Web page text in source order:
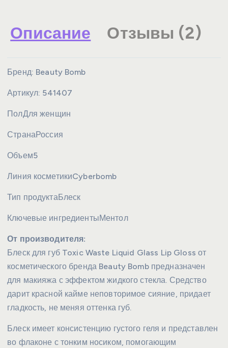
Описание Отзывы (2)
Бренд: Beauty Bomb
Артикул: 541407
ПолДля женщин
СтранаРоссия
Объем5
Линия косметикиCyberbomb
Тип продуктаБлеск
Ключевые ингредиентыМентол
От производителя:
Блеск для губ Toxic Waste Liquid Glass Lip Gloss от
косметического бренда Beauty Bomb предназначен
для макияжа с эффектом жидкого стекла. Средство
дарит красной кайме неповторимое сияние, придает
гладкость, не меняя оттенка губ.
Блеск имеет консистенцию густого геля и представлен
во флаконе с тонким носиком, помогающим